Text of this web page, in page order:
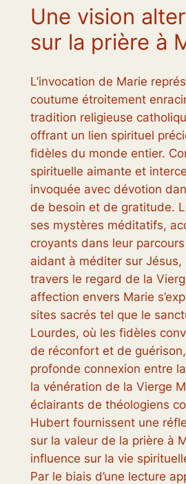
Une vision
sur la prière à
L’invocation de Marie
coutume étroitement
tradition religieuse
offrant un lien spirituel
fidèles du monde entier.
spirituelle aimante et
invoquée avec dévotion
de besoin et de gratitude.
ses mystères méditatifs,
croyants dans leur
aidant à méditer sur Jésus,
travers le regard de la
affection envers Marie
sites sacrés tel que le
Lourdes, où les fidèles
de réconfort et de
profonde connexion entre
la vénération de la Vierge
éclairants de théologiens
Hubert fournissent une
sur la valeur de la prière à
influence sur la vie
Par le biais d’une lecture